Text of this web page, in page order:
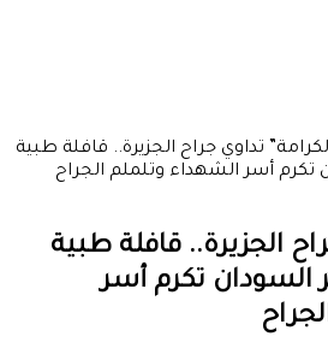
تداوي جراح الجزيرة.. قافلة طبية
أسر الشهداء وتلملم الجراح
الجزيرة.. قافلة طبية
السودان تكرم أسر